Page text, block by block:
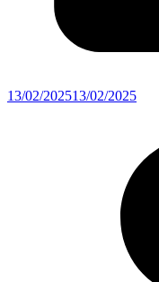
13/02/202513/02/2025